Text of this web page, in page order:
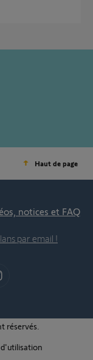
Haut de page
notices et FAQ
par email !
réservés.